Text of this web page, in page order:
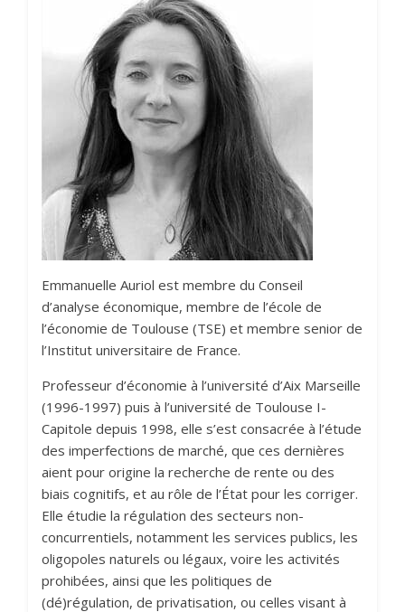
Emmanuelle Auriol est membre du Conseil
d’analyse économique, membre de l’école de
l’économie de Toulouse (TSE) et membre senior de
l’Institut universitaire de France.
Professeur d’économie à l’université d’Aix Marseille
(1996-1997) puis à l’université de Toulouse I-
Capitole depuis 1998, elle s’est consacrée à l’étude
des imperfections de marché, que ces dernières
aient pour origine la recherche de rente ou des
biais cognitifs, et au rôle de l’État pour les corriger.
Elle étudie la régulation des secteurs non-
concurrentiels, notamment les services publics, les
oligopoles naturels ou légaux, voire les activités
prohibées, ainsi que les politiques de
(dé)régulation, de privatisation, ou celles visant à